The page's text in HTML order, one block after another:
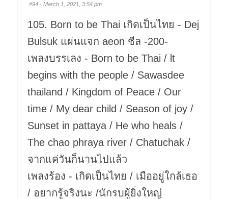
d
o
n
.
u
p
#94 · March 1, 2021, 3:54 pm
105. Born to be Thai เกิดเป็นไทย - Dej
Bulsuk แผ่นแจก aeon ชีล -200-
เพลงบรรเลง - Born to be Thai / lt
begins with the people / Sawasdee
thailand / Kingdom of Peace / Our
time / My dear child / Season of joy /
Sunset in pattaya / He who heals /
The chao phraya river / Chatuchak /
จากแค่วันก็นานไปแล้ว
เพลงร้อง - เกิดเป็นไทย / เมืออยู่ใกล้เธอ
/ อยากรู้จริงนะ /นักรบผู้ยิ่งใหญ่